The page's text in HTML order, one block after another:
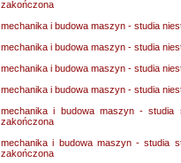
zakończona
mechanika i budowa maszyn - studia
mechanika i budowa maszyn - studia
mechanika i budowa maszyn - studia
mechanika i budowa maszyn - studia
mechanika i budowa maszyn - studia
zakończona
mechanika i budowa maszyn - studia
zakończona